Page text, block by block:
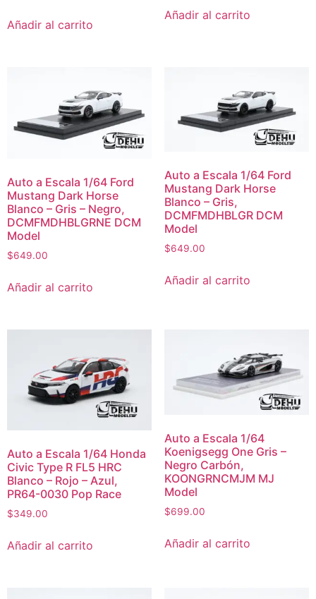
Añadir al carrito
Añadir al carrito
Auto a Escala 1/64 Ford
Mustang Dark Horse
Blanco – Gris – Negro,
DCMFMDHBLGRNE DCM
Model
$649.00
Añadir al carrito
Auto a Escala 1/64 Ford
Mustang Dark Horse
Blanco – Gris,
DCMFMDHBLGR DCM
Model
$649.00
Añadir al carrito
Auto a Escala 1/64 Honda
Civic Type R FL5 HRC
Blanco – Rojo – Azul,
PR64-0030 Pop Race
$349.00
Añadir al carrito
Auto a Escala 1/64
Koenigsegg One Gris –
Negro Carbón,
KOONGRNCMJM MJ
Model
$699.00
Añadir al carrito